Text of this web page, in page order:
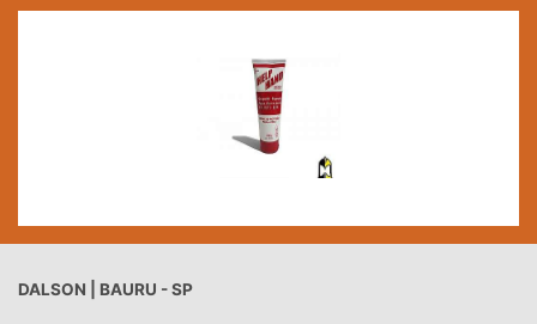
DALSON | BAURU - SP